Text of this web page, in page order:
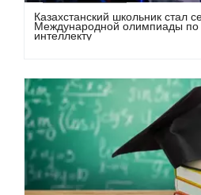
Казахстанский школьник стал
Международной олимпиады по
интеллекту